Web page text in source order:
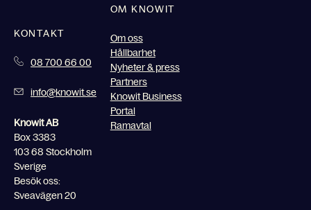
KONTAKT
08 700 66 00
info@knowit.se
Knowit AB
Box 3383
103 68 Stockholm
Sverige
Besök oss:
Sveavägen 20
OM KNOWIT
Om oss
Hållbarhet
Nyheter & press
Partners
Knowit Business
Portal
Ramavtal